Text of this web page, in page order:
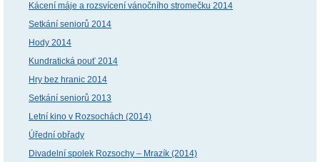
Kácení máje a rozsvícení vánočního stromečku 2014
Setkání seniorů 2014
Hody 2014
Kundratická pouť 2014
Hry bez hranic 2014
Setkání seniorů 2013
Letní kino v Rozsochách (2014)
Úřední obřady
Divadelní spolek Rozsochy – Mrazík (2014)